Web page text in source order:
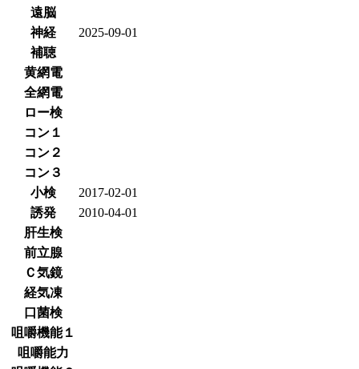
遠脳
神経
2025-09-01
補聴
黄網電
全網電
ロー検
コン１
コン２
コン３
小検
2017-02-01
誘発
2010-04-01
肝生検
前立腺
Ｃ気鏡
経気凍
口菌検
咀嚼機能１
咀嚼能力